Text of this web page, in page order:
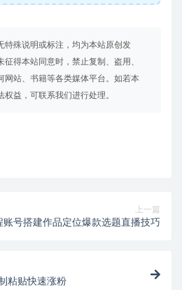
特殊说明或标注，均为本站原创发
得本站同意时，禁止复制、盗用、
网站、书籍等各类媒体平台。如若本
益，可联系我们进行处理。
上一篇
账号搭建作品定位爆款选题直播技巧
粘贴快速涨粉